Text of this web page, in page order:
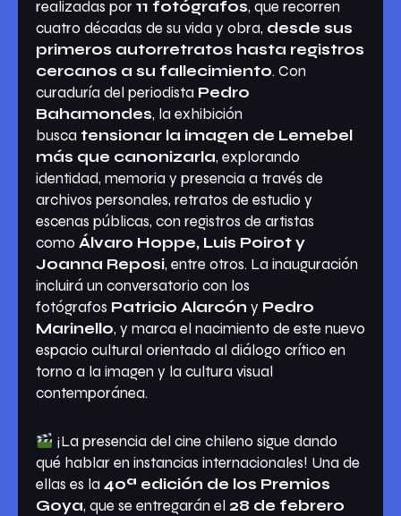
realizadas por 11 fotógrafos, que recorren
cuatro décadas de su vida y obra, desde sus
primeros autorretratos hasta registros
cercanos a su fallecimiento. Con
curaduría del periodista Pedro
Bahamondes, la exhibición
busca tensionar la imagen de Lemebel
más que canonizarla, explorando
identidad, memoria y presencia a través de
archivos personales, retratos de estudio y
escenas públicas, con registros de artistas
como Álvaro Hoppe, Luis Poirot y
Joanna Reposi, entre otros. La inauguración
incluirá un conversatorio con los
fotógrafos Patricio Alarcón y Pedro
Marinello, y marca el nacimiento de este nuevo
espacio cultural orientado al diálogo crítico en
torno a la imagen y la cultura visual
contemporánea.
¡La presencia del cine chileno sigue dando
qué hablar en instancias internacionales! Una de
ellas es la 40ª edición de los Premios
Goya, que se entregarán el 28 de febrero